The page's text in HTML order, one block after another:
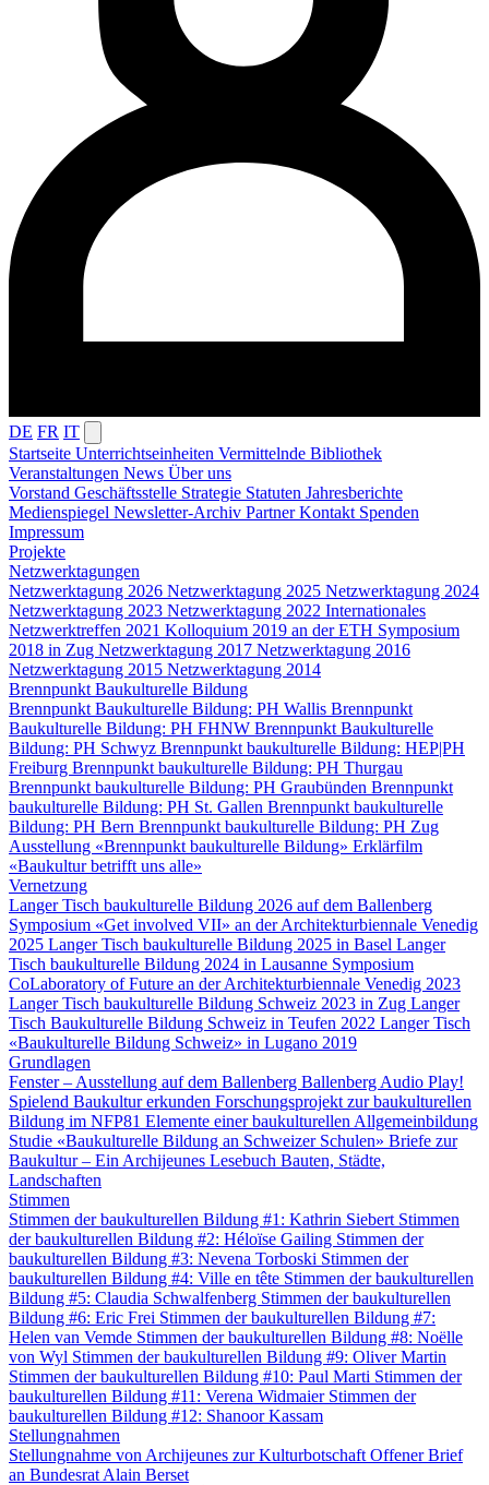
DE FR IT
Startseite Unterrichtseinheiten Vermittelnde Bibliothek
Veranstaltungen News Über uns
Vorstand Geschäftsstelle Strategie Statuten Jahresberichte
Medienspiegel Newsletter-Archiv PartnerKontakt Spenden
Impressum
Projekte
Netzwerktagungen
Netzwerktagung 2026 Netzwerktagung 2025 Netzwerktagung 2024
Netzwerktagung 2023 Netzwerktagung 2022 Internationales
Netzwerktreffen 2021 Kolloquium 2019 an der ETH Symposium
2018 in Zug Netzwerktagung 2017 Netzwerktagung 2016
Netzwerktagung 2015 Netzwerktagung 2014
Brennpunkt Baukulturelle Bildung
Brennpunkt Baukulturelle Bildung: PH Wallis Brennpunkt
Baukulturelle Bildung: PH FHNW Brennpunkt Baukulturelle
Bildung: PH Schwyz Brennpunkt baukulturelle Bildung: HEP|PH
Freiburg Brennpunkt baukulturelle Bildung: PH Thurgau
Brennpunkt baukulturelle Bildung: PH Graubünden Brennpunkt
baukulturelle Bildung: PH St. Gallen Brennpunkt baukulturelle
Bildung: PH Bern Brennpunkt baukulturelle Bildung: PH Zug
Ausstellung «Brennpunkt baukulturelle Bildung» Erklärfilm
«Baukultur betrifft uns alle»
Vernetzung
Langer Tisch baukulturelle Bildung 2026 auf dem Ballenberg
Symposium «Get involved VII» an der Architekturbiennale Venedig
2025 Langer Tisch baukulturelle Bildung 2025 in Basel Langer
Tisch baukulturelle Bildung 2024 in Lausanne Symposium
CoLaboratory of Future an der Architekturbiennale Venedig 2023
Langer Tisch baukulturelle Bildung Schweiz 2023 in Zug Langer
Tisch Baukulturelle Bildung Schweiz in Teufen 2022 Langer Tisch
«Baukulturelle Bildung Schweiz» in Lugano 2019
Grundlagen
Fenster – Ausstellung auf dem Ballenberg Ballenberg Audio Play!
Spielend Baukultur erkunden Forschungsprojekt zur baukulturellen
Bildung im NFP81 Elemente einer baukulturellen Allgemeinbildung
Studie «Baukulturelle Bildung an Schweizer Schulen» Briefe zur
Baukultur – Ein Archijeunes Lesebuch Bauten, Städte,
Landschaften
Stimmen
Stimmen der baukulturellen Bildung #1: Kathrin Siebert Stimmen
der baukulturellen Bildung #2: Héloïse Gailing Stimmen der
baukulturellen Bildung #3: Nevena Torboski Stimmen der
baukulturellen Bildung #4: Ville en tête Stimmen der baukulturellen
Bildung #5: Claudia Schwalfenberg Stimmen der baukulturellen
Bildung #6: Eric Frei Stimmen der baukulturellen Bildung #7:
Helen van Vemde Stimmen der baukulturellen Bildung #8: Noëlle
von Wyl Stimmen der baukulturellen Bildung #9: Oliver Martin
Stimmen der baukulturellen Bildung #10: Paul Marti Stimmen der
baukulturellen Bildung #11: Verena Widmaier Stimmen der
baukulturellen Bildung #12: Shanoor Kassam
Stellungnahmen
Stellungnahme von Archijeunes zur Kulturbotschaft Offener Brief
an Bundesrat Alain Berset